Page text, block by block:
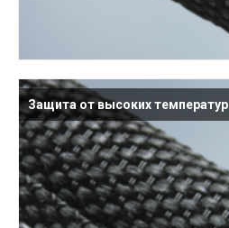
Защита от высоких температур